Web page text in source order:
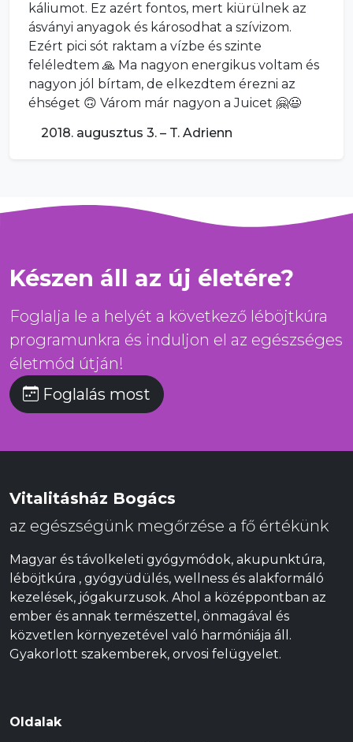
káliumot. Ez azért fontos, mert kiürülnek az
ásványi anyagok és károsodhat a szívizom.
Ezért pici sót raktam a vízbe és szinte
feléledtem 🙏 Ma nagyon energikus voltam és
nagyon jól bírtam, de elkezdtem érezni az
éhséget 🙃 Várom már nagyon a Juicet 🤗😃
2018. augusztus 3. – T. Adrienn
Készen áll az új életére?
Foglalja le a helyét a következő léböjtkúra
programunkra és induljon el az egészséges
életmód útján!
Foglalás most
Vitalitásház Bogács
az egészségünk megőrzése a fő értékünk
Magyar és távolkeleti gyógymódok, akupunktúra,
léböjtkúra , gyógyüdülés, wellness és alakformáló
kezelések, jógakurzusok. Ahol a középpontban az
ember és annak természettel, önmagával és
közvetlen környezetével való harmóniája áll.
Gyakorlott szakemberek, orvosi felügyelet.
Oldalak